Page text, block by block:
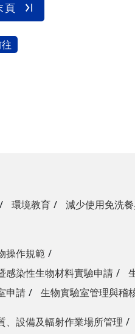
頁
環境教育 減少使用免洗
操作規範
感染性生物材料實驗申請
申請
生物實驗室管理與稽
、設備及輻射作業場所管理